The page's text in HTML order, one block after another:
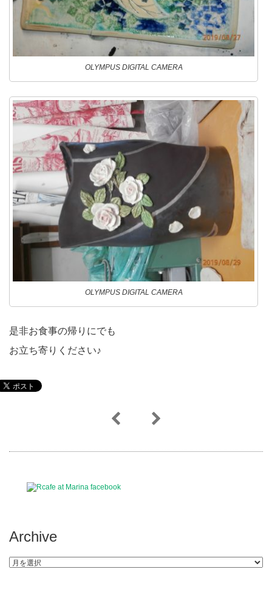
OLYMPUS DIGITAL CAMERA
OLYMPUS DIGITAL CAMERA
是非お食事の帰りにでも
お立ち寄りください♪
Archive
Archive